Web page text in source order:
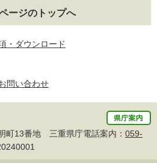
ージのトップへ
・ダウンロード
問い合わせ
13番地 三重県庁電話案内： 059-